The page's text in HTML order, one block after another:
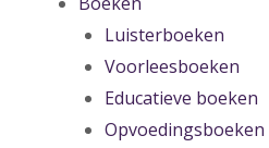
Luisterboeken
Voorleesboeken
Educatieve boeken
Opvoedingsboeken